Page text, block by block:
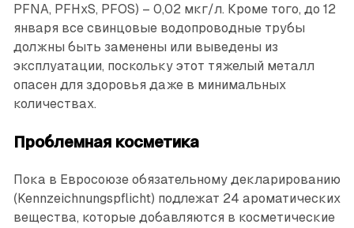
PFNA, PFHxS, PFOS) – 0,02 мкг/л. Кроме того, до 12
января все свинцовые водопроводные трубы
должны быть заменены или выведены из
эксплуатации, поскольку этот тяжелый металл
опасен для здоровья даже в минимальных
количествах.
Проблемная косметика
Пока в Евросоюзе обязательному декларированию
(Kennzeichnungspflicht) подлежат 24 ароматических
вещества, которые добавляются в косметические